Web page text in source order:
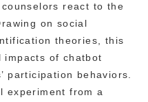
react to the
on social
theories, this
impacts of chatbot
participation behaviors.
experiment from a